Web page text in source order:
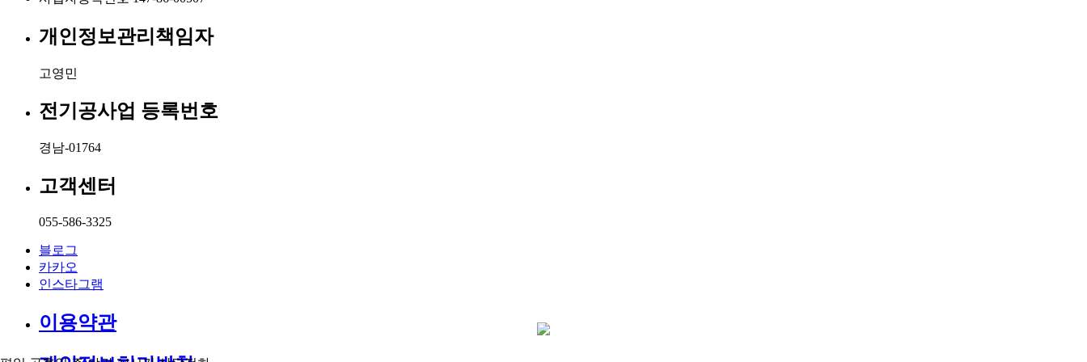
개인정보관리책임자
고영민
전기공사업 등록번호
경남-01764
고객센터
055-586-3325
블로그
카카오
인스타그램
이용약관